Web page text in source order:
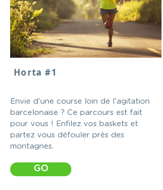
Horta #1
Envie d'une course loin de l'agitation
barcelonaise ? Ce parcours est fait
pour vous ! Enfilez vos baskets et
partez vous défouler près des
montagnes.
GO